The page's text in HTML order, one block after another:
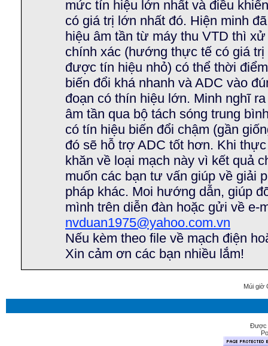
mức tín hiệu lớn nhất và điều
có giá trị lớn nhất đó. Hiện minh
hiệu âm tần từ máy thu VTD thì
chính xác (hướng thực tế có giá
được tín hiệu nhỏ) có thể thời
biến đổi khá nhanh và ADC vào
đoạn có thín hiệu lớn. Minh nghĩ
âm tần qua bộ tách sóng trung
có tín hiệu biến đổi chậm (gần
đó sẽ hỗ trợ ADC tốt hơn. Khi
khăn về loại mạch này vì kết quả
muốn các bạn tư vấn giúp về giải
pháp khác. Moi hướng dẫn, giúp
mình trên diễn đàn hoặc gửi về e-
nvduan1975@yahoo.com.vn
Nếu kèm theo file về mạch điện
Xin cảm ơn các bạn nhiều lắm!
Múi giờ
Được